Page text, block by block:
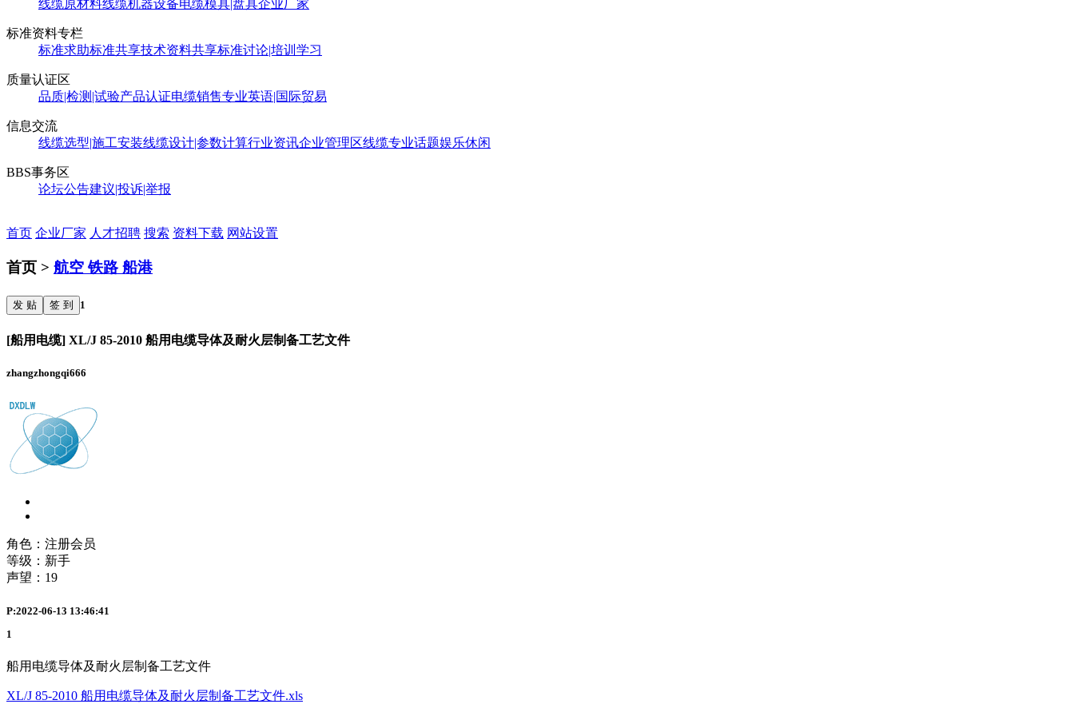
线缆原材料线缆机器设备电缆模具|盘具企业厂家
标准资料专栏
标准求助标准共享技术资料共享标准讨论|培训学习
质量认证区
品质|检测|试验产品认证电缆销售专业英语|国际贸易
信息交流
线缆选型|施工安装线缆设计|参数计算行业资讯企业管理区线缆专业话题娱乐休闲
BBS事务区
论坛公告建议|投诉|举报
首页 企业厂家 人才招聘 搜索 资料下载 网站设置
首页 > 航空 铁路 船港
发 贴 签 到 1
[船用电缆] XL/J 85-2010 船用电缆导体及耐火层制备工艺文件
zhangzhongqi666
角色：注册会员
等级：新手
声望： 19
P:2022-06-13 13:46:41
1
船用电缆导体及耐火层制备工艺文件
XL/J 85-2010 船用电缆导体及耐火层制备工艺文件.xls